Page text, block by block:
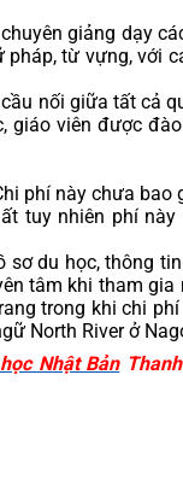
giảng dạy
từ vựng, với
nối giữa tất cả
giáo viên được
phí này chưa bao
tuy nhiên phí này
du học, thông
tâm khi tham
trong khi chi
North River ở
Nhật Bản Thanh